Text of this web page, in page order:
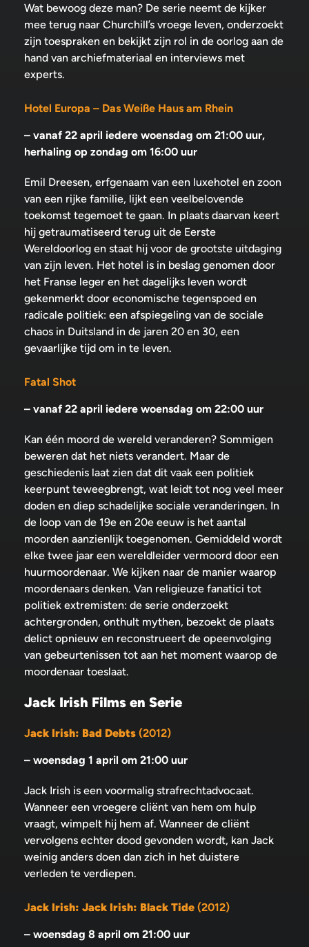
Wat bewoog deze man? De serie neemt de kijker
mee terug naar Churchill’s vroege leven, onderzoekt
zijn toespraken en bekijkt zijn rol in de oorlog aan de
hand van archiefmateriaal en interviews met
experts.
Hotel Europa – Das Weiße Haus am Rhein
– vanaf 22 april iedere woensdag om 21:00 uur,
herhaling op zondag om 16:00 uur
Emil Dreesen, erfgenaam van een luxehotel en zoon
van een rijke familie, lijkt een veelbelovende
toekomst tegemoet te gaan. In plaats daarvan keert
hij getraumatiseerd terug uit de Eerste
Wereldoorlog en staat hij voor de grootste uitdaging
van zijn leven. Het hotel is in beslag genomen door
het Franse leger en het dagelijks leven wordt
gekenmerkt door economische tegenspoed en
radicale politiek: een afspiegeling van de sociale
chaos in Duitsland in de jaren 20 en 30, een
gevaarlijke tijd om in te leven.
Fatal Shot
– vanaf 22 april iedere woensdag om 22:00 uur
Kan één moord de wereld veranderen? Sommigen
beweren dat het niets verandert. Maar de
geschiedenis laat zien dat dit vaak een politiek
keerpunt teweegbrengt, wat leidt tot nog veel meer
doden en diep schadelijke sociale veranderingen. In
de loop van de 19e en 20e eeuw is het aantal
moorden aanzienlijk toegenomen. Gemiddeld wordt
elke twee jaar een wereldleider vermoord door een
huurmoordenaar. We kijken naar de manier waarop
moordenaars denken. Van religieuze fanatici tot
politiek extremisten: de serie onderzoekt
achtergronden, onthult mythen, bezoekt de plaats
delict opnieuw en reconstrueert de opeenvolging
van gebeurtenissen tot aan het moment waarop de
moordenaar toeslaat.
Jack Irish Films en Serie
Jack Irish: Bad Debts (2012)
– woensdag 1 april om 21:00 uur
Jack Irish is een voormalig strafrechtadvocaat.
Wanneer een vroegere cliënt van hem om hulp
vraagt, wimpelt hij hem af. Wanneer de cliënt
vervolgens echter dood gevonden wordt, kan Jack
weinig anders doen dan zich in het duistere
verleden te verdiepen.
Jack Irish: Jack Irish: Black Tide (2012)
– woensdag 8 april om 21:00 uur